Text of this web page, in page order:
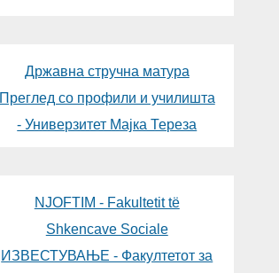
Државна стручна матура
Преглед со профили и училишта
- Универзитет Мајка Тереза
NJOFTIM - Fakultetit të
Shkencave Sociale
ИЗВЕСТУВАЊЕ - Факултетот за